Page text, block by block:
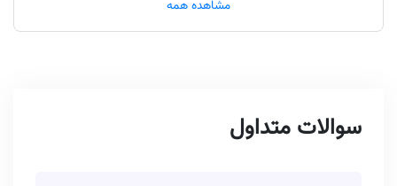
نکات کلی برای مدیریت زمان در آزمون آیلتس
چگونه تمرینات روزانه می‌تواند به بهبود مدیریت زمان کمک
کند؟
مشاهده همه
سوالات متداول